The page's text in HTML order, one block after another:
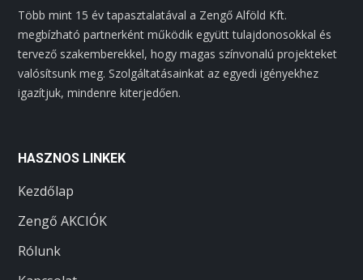
Több mint 15 év tapasztalatával a Zengő Alföld Kft.
megbízható partnerként működik együtt tulajdonosokkal és
tervező szakemberekkel, hogy magas színvonalú projekteket
valósítsunk meg. Szolgáltatásainkat az egyedi igényekhez
igazítjuk, mindenre kiterjedően.
HASZNOS LINKEK
Kezdőlap
Zengő AKCIÓK
Rólunk